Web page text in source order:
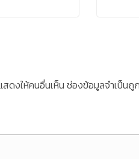
ดงให้คนอื่นเห็น ช่องข้อมูลจำเป็นถู